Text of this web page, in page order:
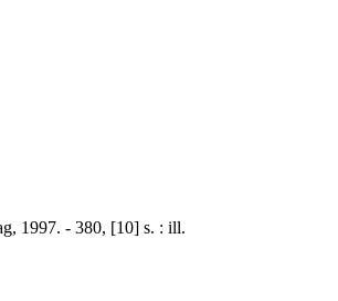
1997. - 380, [10] s. : ill.